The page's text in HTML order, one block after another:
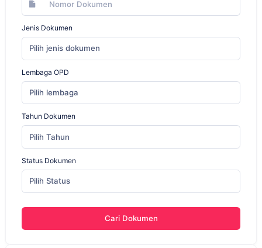
Jenis Dokumen
Pilih jenis dokumen
Lembaga OPD
Pilih lembaga
Tahun Dokumen
Pilih Tahun
Status Dokumen
Pilih Status
Cari Dokumen